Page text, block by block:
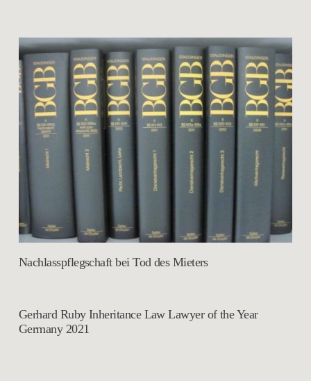
Nachlasspflegschaft bei Tod des Mieters
Gerhard Ruby Inheritance Law Lawyer of the Year
Germany 2021